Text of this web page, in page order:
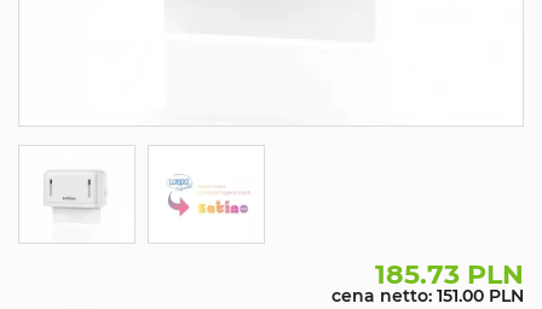
185.73 PLN
cena netto: 151.00 PLN